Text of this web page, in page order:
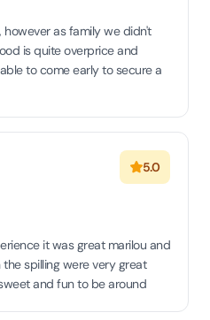
however as family we didn't
is quite overprice and
to come early to secure a
5.0
it was great marilou and
spilling were very great
and fun to be around